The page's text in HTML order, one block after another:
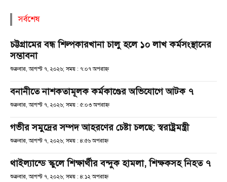
সর্বশেষ
চট্টগ্রামের বন্ধ শিল্পকারখানা চালু হলে ১০ লাখ কর্মসংস্থানের
সম্ভাবনা
শুক্রবার, আগস্ট ৭, ২০২৬; সময় : ৭:০৭ অপরাহ্ণ
বনানীতে নাশকতামূলক কর্মকাণ্ডের অভিযোগে আটক ৭
শুক্রবার, আগস্ট ৭, ২০২৬; সময় : ৫:০৩ অপরাহ্ণ
গভীর সমুদ্রের সম্পদ আহরণের চেষ্টা চলছে: স্বরাষ্ট্রমন্ত্রী
শুক্রবার, আগস্ট ৭, ২০২৬; সময় : ৪:৫৬ অপরাহ্ণ
থাইল্যান্ডে স্কুলে শিক্ষার্থীর বন্দুক হামলা, শিক্ষকসহ নিহত ৭
শুক্রবার, আগস্ট ৭, ২০২৬; সময় : ৪:১২ অপরাহ্ণ